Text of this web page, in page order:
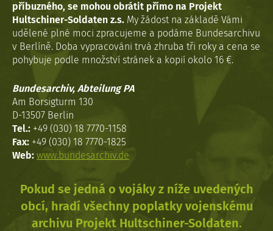
příbuzného, se mohou obrátit přímo na Projekt
Hultschiner-Soldaten z.s. My žádost na základě Vámi
udělené plné moci zpracujeme a podáme Bundesarchivu
v Berlíně. Doba vypracováni trvá zhruba tři roky a cena se
pohybuje podle množství stránek a kopií okolo 16 €.
Bundesarchiv, Abteilung PA
Am Borsigturm 130
D-13507 Berlin
Tel.: +49 (030) 18 7770-1158
Fax: +49 (030) 18 7770-1825
Web: www.bundesarchiv.de
Pokud se jedná o vojáky z níže uvedených
obcí, hradí všechny poplatky vojenskému
archivu Projekt Hultschiner-Soldaten.